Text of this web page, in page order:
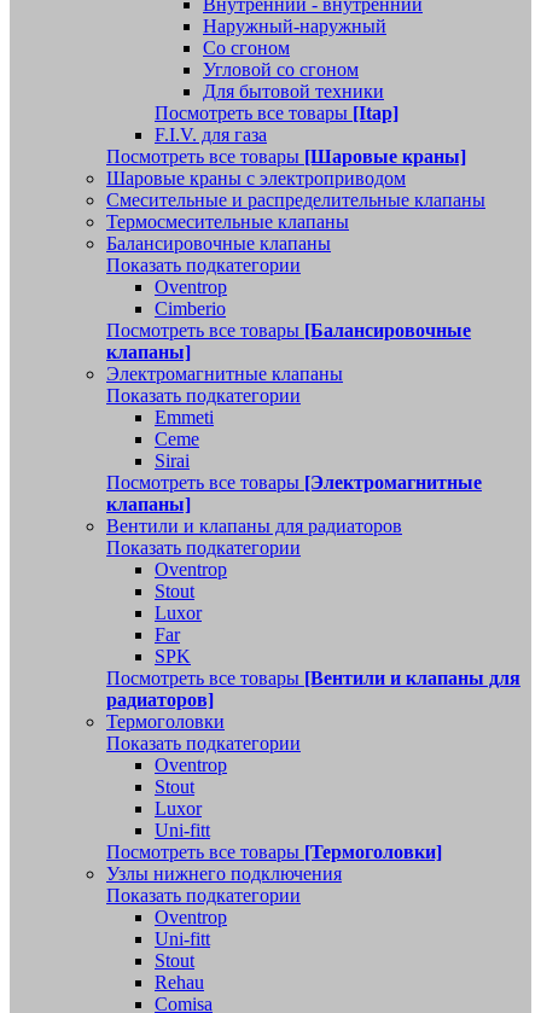
Внутренний - внутренний
Наружный-наружный
Со сгоном
Угловой со сгоном
Для бытовой техники
Посмотреть все товары [Itap]
F.I.V. для газа
Посмотреть все товары [Шаровые краны]
Шаровые краны с электроприводом
Смесительные и распределительные клапаны
Термосмесительные клапаны
Балансировочные клапаны
Показать подкатегории
Oventrop
Cimberio
Посмотреть все товары [Балансировочные
клапаны]
Электромагнитные клапаны
Показать подкатегории
Emmeti
Ceme
Sirai
Посмотреть все товары [Электромагнитные
клапаны]
Вентили и клапаны для радиаторов
Показать подкатегории
Oventrop
Stout
Luxor
Far
SPK
Посмотреть все товары [Вентили и клапаны для
радиаторов]
Термоголовки
Показать подкатегории
Oventrop
Stout
Luxor
Uni-fitt
Посмотреть все товары [Термоголовки]
Узлы нижнего подключения
Показать подкатегории
Oventrop
Uni-fitt
Stout
Rehau
Comisa